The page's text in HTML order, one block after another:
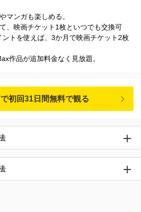
マンガも楽しめる。
、映画チケット1枚といつでも交換可
トを使えば、3か月で映画チケット2枚
作品が追加料金なく見放題。
初回31日間無料で観る